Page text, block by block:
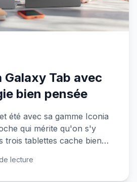
Galaxy Tab avec
bien pensée
été avec sa gamme Iconia
qui mérite qu'on s'y
trois tablettes cache bien
lecture